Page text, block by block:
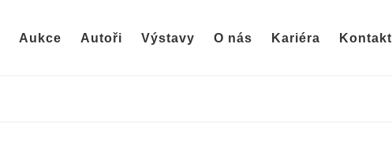
Aukce Autoři Výstavy O nás Kariéra Kontakt